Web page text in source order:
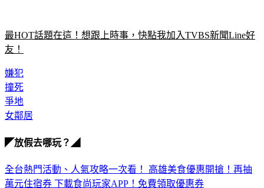
友！
撞死
爭地
女鄰居
萬元住宿券下載食尚玩家APP！免費領取優惠券